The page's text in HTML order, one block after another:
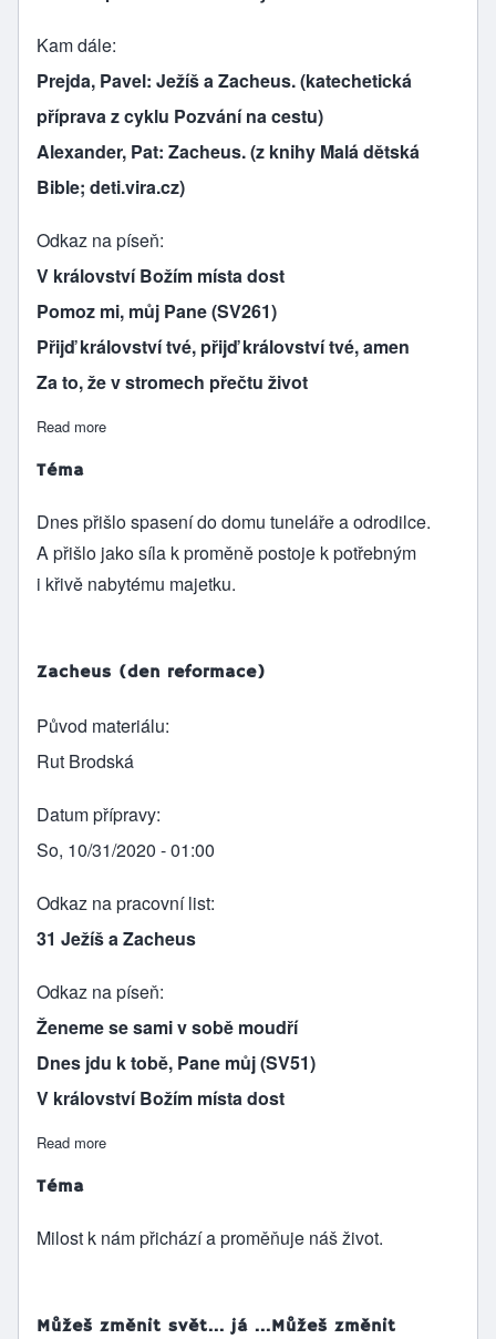
Kam dále
Prejda, Pavel: Ježíš a Zacheus. (katechetická
příprava z cyklu Pozvání na cestu)
Alexander, Pat: Zacheus. (z knihy Malá dětská
Bible; deti.vira.cz)
Odkaz na píseň
V království Božím místa dost
Pomoz mi, můj Pane (SV261)
Přijď království tvé, přijď království tvé, amen
Za to, že v stromech přečtu život
Read more
Téma
Dnes přišlo spasení do domu tuneláře a odrodilce.
A přišlo jako síla k proměně postoje k potřebným
i křivě nabytému majetku.
Zacheus (den reformace)
Původ materiálu
Rut Brodská
Datum přípravy
So, 10/31/2020 - 01:00
Odkaz na pracovní list
31 Ježíš a Zacheus
Odkaz na píseň
Ženeme se sami v sobě moudří
Dnes jdu k tobě, Pane můj (SV51)
V království Božím místa dost
Read more
Téma
Milost k nám přichází a proměňuje náš život.
Můžeš změnit svět... já ...Můžeš změnit